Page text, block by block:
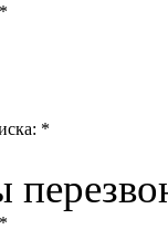
*